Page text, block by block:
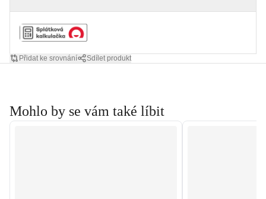
Přidat ke srovnání Sdílet produkt
Mohlo by se vám také líbit